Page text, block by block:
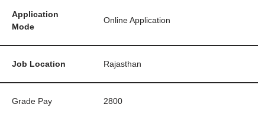
Application
Mode
Online Application
Job Location Rajasthan
Grade Pay 2800